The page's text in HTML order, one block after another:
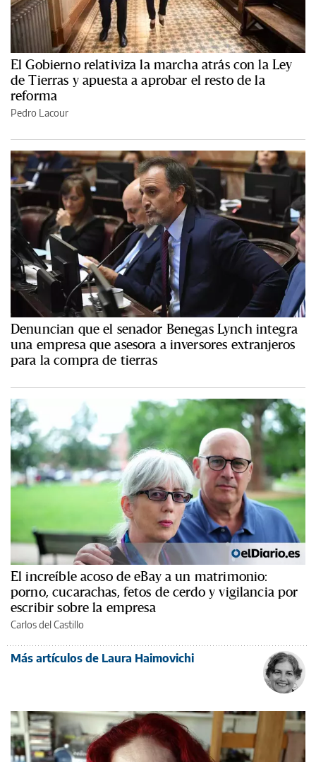
El Gobierno relativiza la marcha atrás con la Ley
de Tierras y apuesta a aprobar el resto de la
reforma
Pedro Lacour
Denuncian que el senador Benegas Lynch integra
una empresa que asesora a inversores extranjeros
para la compra de tierras
El increíble acoso de eBay a un matrimonio:
porno, cucarachas, fetos de cerdo y vigilancia por
escribir sobre la empresa
Carlos del Castillo
Más artículos de Laura Haimovichi